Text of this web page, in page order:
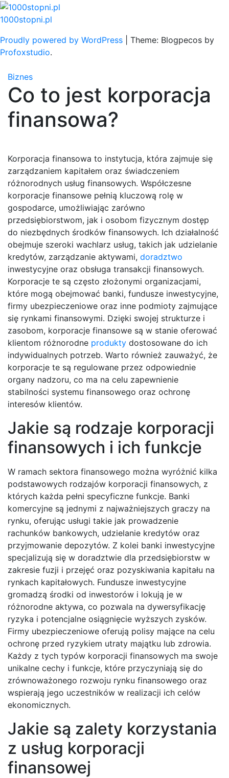
Skip
to
1000stopni.pl
Proudly powered by WordPress
Theme: Blogpecos by
Profoxstudio.
Biznes
Co to jest korporacja
finansowa?
Korporacja finansowa to instytucja, która zajmuje się
zarządzaniem kapitałem oraz świadczeniem
różnorodnych usług finansowych. Współczesne
korporacje finansowe pełnią kluczową rolę w
gospodarce, umożliwiając zarówno
przedsiębiorstwom, jak i osobom fizycznym dostęp
do niezbędnych środków finansowych. Ich działalność
obejmuje szeroki wachlarz usług, takich jak udzielanie
kredytów, zarządzanie aktywami, doradztwo
inwestycyjne oraz obsługa transakcji finansowych.
Korporacje te są często złożonymi organizacjami,
które mogą obejmować banki, fundusze inwestycyjne,
firmy ubezpieczeniowe oraz inne podmioty zajmujące
się rynkami finansowymi. Dzięki swojej strukturze i
zasobom, korporacje finansowe są w stanie oferować
klientom różnorodne produkty dostosowane do ich
indywidualnych potrzeb. Warto również zauważyć, że
korporacje te są regulowane przez odpowiednie
organy nadzoru, co ma na celu zapewnienie
stabilności systemu finansowego oraz ochronę
interesów klientów.
Jakie są rodzaje korporacji
finansowych i ich funkcje
W ramach sektora finansowego można wyróżnić kilka
podstawowych rodzajów korporacji finansowych, z
których każda pełni specyficzne funkcje. Banki
komercyjne są jednymi z najważniejszych graczy na
rynku, oferując usługi takie jak prowadzenie
rachunków bankowych, udzielanie kredytów oraz
przyjmowanie depozytów. Z kolei banki inwestycyjne
specjalizują się w doradztwie dla przedsiębiorstw w
zakresie fuzji i przejęć oraz pozyskiwania kapitału na
rynkach kapitałowych. Fundusze inwestycyjne
gromadzą środki od inwestorów i lokują je w
różnorodne aktywa, co pozwala na dywersyfikację
ryzyka i potencjalne osiągnięcie wyższych zysków.
Firmy ubezpieczeniowe oferują polisy mające na celu
ochronę przed ryzykiem utraty majątku lub zdrowia.
Każdy z tych typów korporacji finansowych ma swoje
unikalne cechy i funkcje, które przyczyniają się do
zrównoważonego rozwoju rynku finansowego oraz
wspierają jego uczestników w realizacji ich celów
ekonomicznych.
Jakie są zalety korzystania
z usług korporacji
finansowej